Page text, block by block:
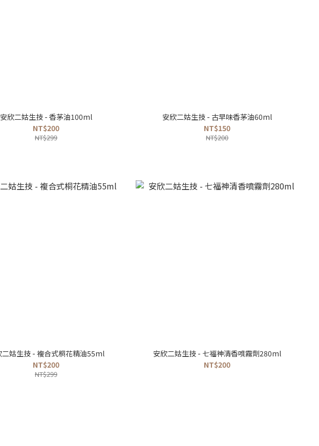
安欣二姑生技 - 香茅油100ml
NT$200
NT$299
安欣二姑生技 - 古早味香茅油60ml
NT$150
NT$200
安欣二姑生技 - 複合式桐花精油55ml
NT$200
NT$299
安欣二姑生技 - 七福神清香噴霧劑280ml
NT$200